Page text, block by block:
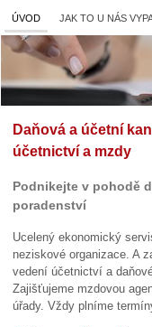
ÚVOD JAK TO U NÁS
Daňová a účetní
účetnictví a mzdy
Podnikejte v pohodě
poradenství
Ucelený ekonomický
neziskové organizace. A
vedení účetnictví a
Zajišťujeme mzdovou
úřady. Vždy plníme